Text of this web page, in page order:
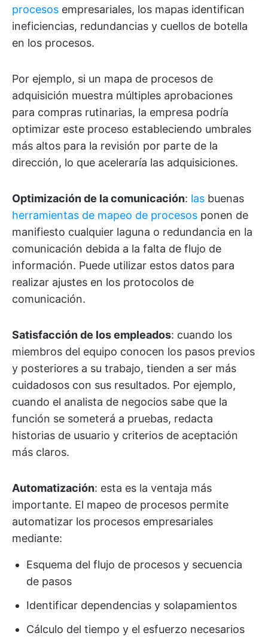
procesos empresariales, los mapas identifican
ineficiencias, redundancias y cuellos de botella
en los procesos.
Por ejemplo, si un mapa de procesos de
adquisición muestra múltiples aprobaciones
para compras rutinarias, la empresa podría
optimizar este proceso estableciendo umbrales
más altos para la revisión por parte de la
dirección, lo que aceleraría las adquisiciones.
Optimización de la comunicación: las buenas
herramientas de mapeo de procesos ponen de
manifiesto cualquier laguna o redundancia en la
comunicación debida a la falta de flujo de
información. Puede utilizar estos datos para
realizar ajustes en los protocolos de
comunicación.
Satisfacción de los empleados: cuando los
miembros del equipo conocen los pasos previos
y posteriores a su trabajo, tienden a ser más
cuidadosos con sus resultados. Por ejemplo,
cuando el analista de negocios sabe que la
función se someterá a pruebas, redacta
historias de usuario y criterios de aceptación
más claros.
Automatización: esta es la ventaja más
importante. El mapeo de procesos permite
automatizar los procesos empresariales
mediante:
Esquema del flujo de procesos y secuencia
de pasos
Identificar dependencias y solapamientos
Cálculo del tiempo y el esfuerzo necesarios